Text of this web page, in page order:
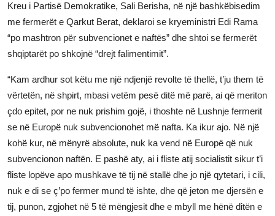
SHENDETI
JETA
Gallery
Shqip
Kreu i Partisë Demokratike, Sali Berisha, në një bashkëbisedim
me fermerët e Qarkut Berat, deklaroi se kryeministri Edi Rama
“po mashtron për subvencionet e naftës” dhe shtoi se fermerët
shqiptarët po shkojnë “drejt falimentimit”.
“Kam ardhur sot këtu me një ndjenjë revolte të thellë, t’ju them të
vërtetën, në shpirt, mbasi vetëm pesë ditë më parë, ai që meriton
çdo epitet, por ne nuk prishim gojë, i thoshte në Lushnje fermerit
se në Europë nuk subvencionohet më nafta. Ka ikur ajo. Në një
kohë kur, në mënyrë absolute, nuk ka vend në Europë që nuk
subvencionon naftën. E pashë aty, ai i fliste atij socialistit sikur t’i
fliste lopëve apo mushkave të tij në stallë dhe jo një qytetari, i cili,
nuk e di se ç’po fermer mund të ishte, dhe që jeton me djersën e
tij, punon, zgjohet në 5 të mëngjesit dhe e mbyll me hënë ditën e